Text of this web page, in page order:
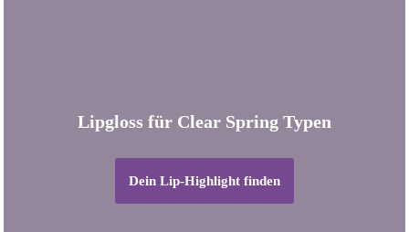
Lipgloss für Clear Spring Typen
Dein Lip-Highlight finden